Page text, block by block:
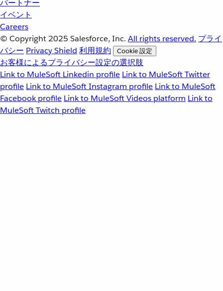
パートナー
イベント
Careers
© Copyright 2025 Salesforce, Inc. All rights reserved. プライ
バシー Privacy Shield 利用規約 Cookie 設定
お客様によるプライバシー設定の選択肢
Link to MuleSoft Linkedin profile Link to MuleSoft Twitter
profile Link to MuleSoft Instagram profile Link to MuleSoft
Facebook profile Link to MuleSoft Videos platform Link to
MuleSoft Twitch profile